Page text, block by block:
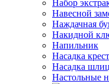
Набор
Навесной
Наждачная
Накидной
Напильник
Насадка
Насадка
Настольные